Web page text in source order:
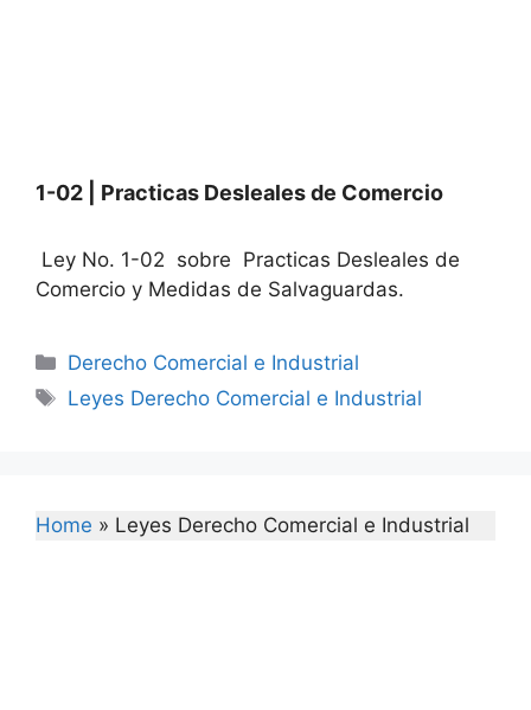
1-02 | Practicas Desleales de Comercio
Ley No. 1-02 sobre Practicas Desleales de
Comercio y Medidas de Salvaguardas.
Categories
Derecho Comercial e Industrial
Tags
Leyes Derecho Comercial e Industrial
Home » Leyes Derecho Comercial e Industrial